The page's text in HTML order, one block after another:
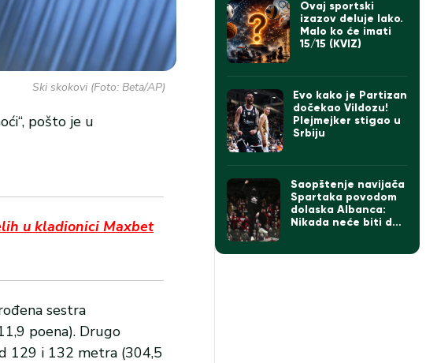
Ski skokovi (Foto: Beta/AP)
pošto je u
u kladionici Maxbet
sestra
poena). Drugo
129 i 132 metra (304,5
Ovaj sportski
izazov deluje lako.
Malo ko će imati
15/15 (KVIZ)
Evo kako je Partizan
dočekao Vildozu!
Plejmejker stigao u
Srbiju
Saopštenje navijača
Spartaka povodom
dolaska Albanca:
Nikada neće biti deo